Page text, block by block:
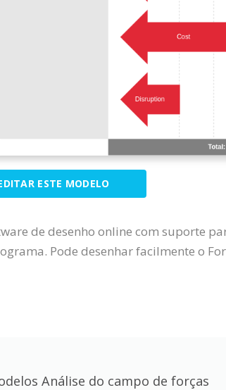
ESTE MODELO
de desenho online com suporte
Pode desenhar facilmente o
Análise do campo de forças